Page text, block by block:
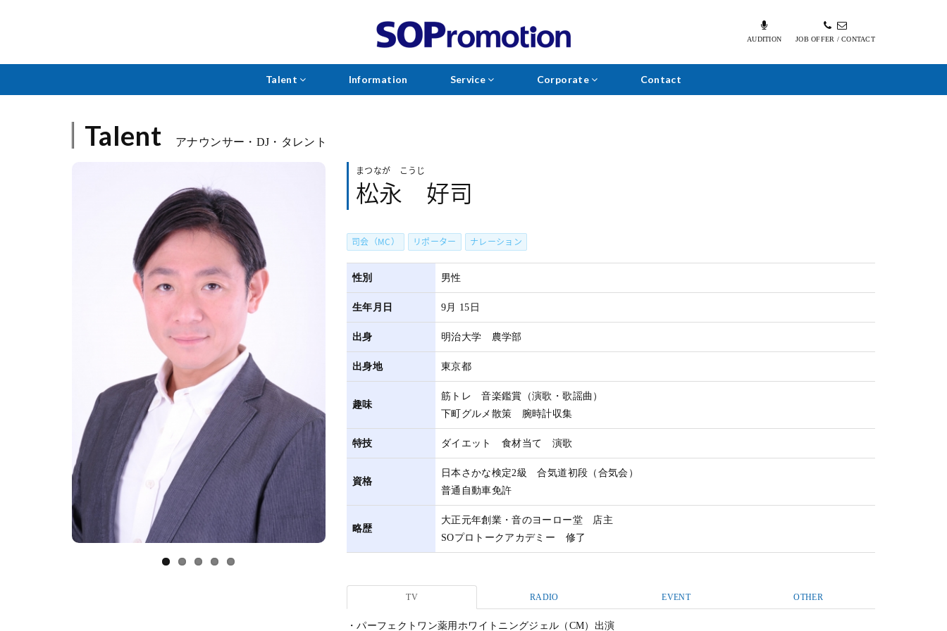
AUDITION JOB OFFER / CONTACT
Talent Information Service Corporate Contact
Talent アナウンサー・DJ・タレント
まつなが こうじ
松永 好司
司会（MC） リポーター ナレーション
性別 男性
生年月日 9月 15日
出身 明治大学 農学部
出身地 東京都
趣味
筋トレ 音楽鑑賞（演歌・歌謡曲）
下町グルメ散策 腕時計収集
特技 ダイエット 食材当て 演歌
資格
日本さかな検定2級 合気道初段（合気会）
普通自動車免許
略歴
大正元年創業・音のヨーロー堂 店主
SOプロトークアカデミー 修了
TV RADIO EVENT OTHER
・パーフェクトワン薬用ホワイトニングジェル（CM）出演